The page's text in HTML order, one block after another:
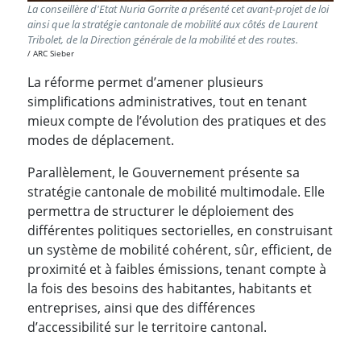
La conseillère d'Etat Nuria Gorrite a présenté cet avant-projet de loi
ainsi que la stratégie cantonale de mobilité aux côtés de Laurent
Tribolet, de la Direction générale de la mobilité et des routes.
ARC Sieber
La réforme permet d’amener plusieurs
simplifications administratives, tout en tenant
mieux compte de l’évolution des pratiques et des
modes de déplacement.
Parallèlement, le Gouvernement présente sa
stratégie cantonale de mobilité multimodale. Elle
permettra de structurer le déploiement des
différentes politiques sectorielles, en construisant
un système de mobilité cohérent, sûr, efficient, de
proximité et à faibles émissions, tenant compte à
la fois des besoins des habitantes, habitants et
entreprises, ainsi que des différences
d’accessibilité sur le territoire cantonal.